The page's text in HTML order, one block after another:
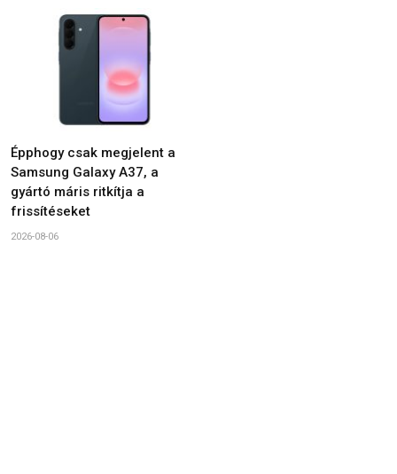
Épphogy csak megjelent a
Samsung Galaxy A37, a
gyártó máris ritkítja a
frissítéseket
2026-08-06